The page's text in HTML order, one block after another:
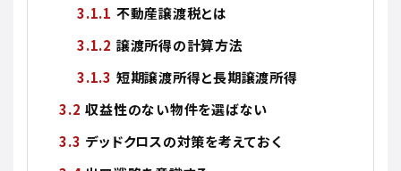
不動産譲渡税とは
譲渡所得の計算方法
短期譲渡所得と長期譲渡所得
収益性のない物件を選ばない
デッドクロスの対策を考えておく